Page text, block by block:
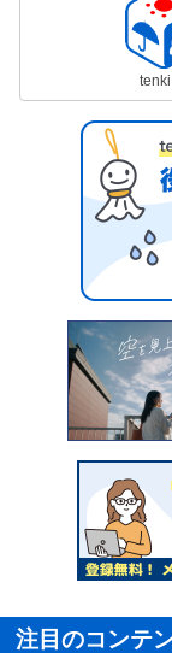
注目のコンテ